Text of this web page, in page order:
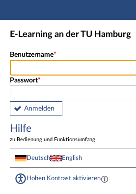
Hauptnavigation
Fußzeile
E-Learning an der TU Hamburg
Benutzername
Passwort
Anmelden
Hilfe
zu Bedienung und Funktionsumfang
Deutsch English
Hohen Kontrast aktivieren